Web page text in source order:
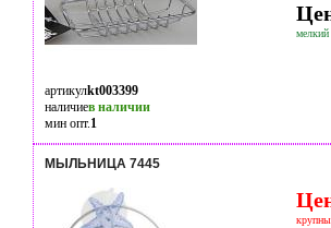
мелкий
артикулkt003399
наличиев наличии
мин опт.1
МЫЛЬНИЦА 7445